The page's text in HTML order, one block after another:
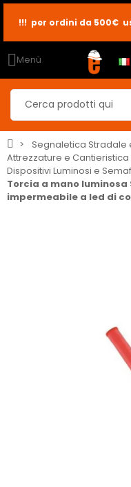
!!! per ordini da 500€
Menù
Segnaletica Stradale
Attrezzature e
Dispositivi Luminosi e
Torcia a mano
impermeabile a led di